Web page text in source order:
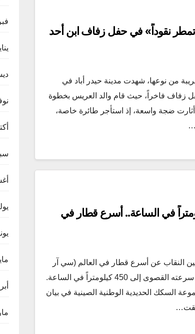
نقوداً» في حفل زفاف ابن أحد
من نوعها، شهدت مدينة حيدر أباد في
زفاف فاخراً، حيث قام والد العريس بخطوة
أثارت ضجة واسعة، إذ استأجر طائرة خاصة،
في الساعة.. أسرع قطار في
النقاب عن أسرع قطار في العالم (سي آر
450)، تصل سرعته القصوى إلى 450 كيلومتراً في الساعة.
السكك الحديدية الوطنية الصينية في بيان
يناير
مايو